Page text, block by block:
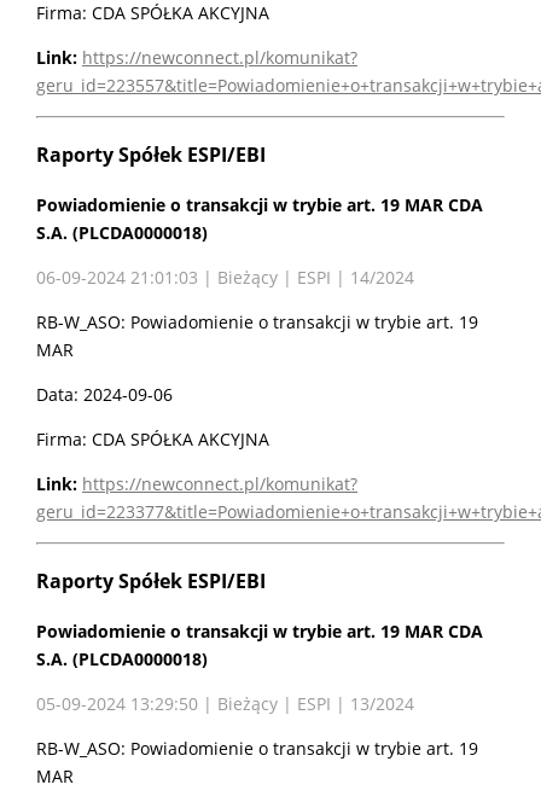
Firma: CDA SPÓŁKA AKCYJNA
Link: https://newconnect.pl/komunikat?
Raporty Spółek ESPI/EBI
Powiadomienie o transakcji w trybie art. 19 MAR CDA
S.A. (PLCDA0000018)
06-09-2024 21:01:03 | Bieżący | ESPI | 14/2024
RB-W_ASO: Powiadomienie o transakcji w trybie art. 19
MAR
Data: 2024-09-06
Firma: CDA SPÓŁKA AKCYJNA
Link: https://newconnect.pl/komunikat?
Raporty Spółek ESPI/EBI
Powiadomienie o transakcji w trybie art. 19 MAR CDA
S.A. (PLCDA0000018)
05-09-2024 13:29:50 | Bieżący | ESPI | 13/2024
RB-W_ASO: Powiadomienie o transakcji w trybie art. 19
MAR